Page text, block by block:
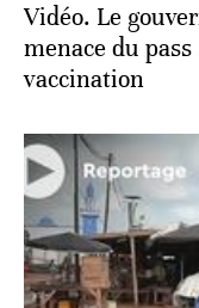
Vidéo. Le
menace du
vaccination